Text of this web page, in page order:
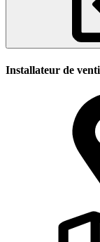
Installateur de